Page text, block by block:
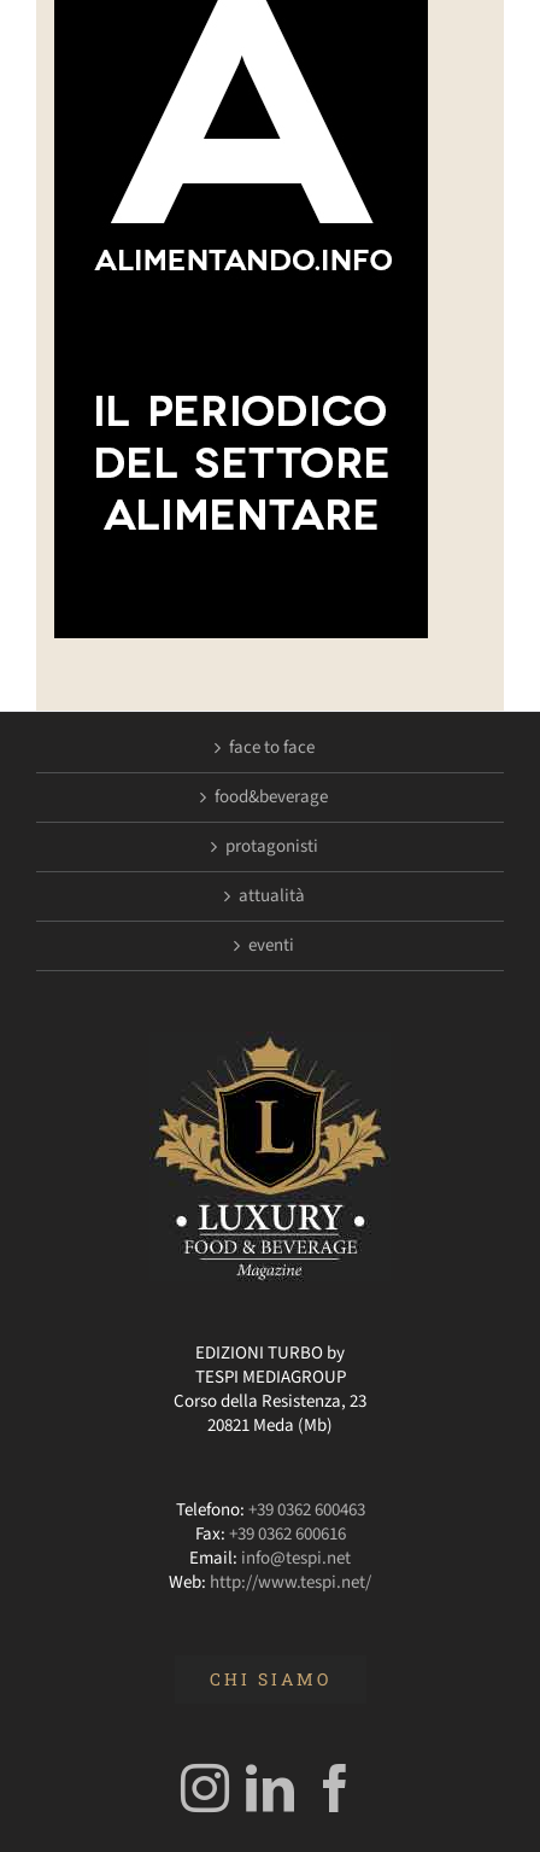
face to face
food&beverage
protagonisti
attualità
eventi
EDIZIONI TURBO by
TESPI MEDIAGROUP
Corso della Resistenza, 23
20821 Meda (Mb)
Telefono:+39 0362 600463
Fax:+39 0362 600616
Email: info@tespi.net
Web: http://www.tespi.net/
CHI SIAMO